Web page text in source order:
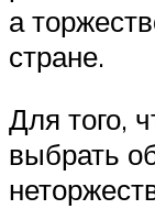
а
стране.
Для того,
выбрать